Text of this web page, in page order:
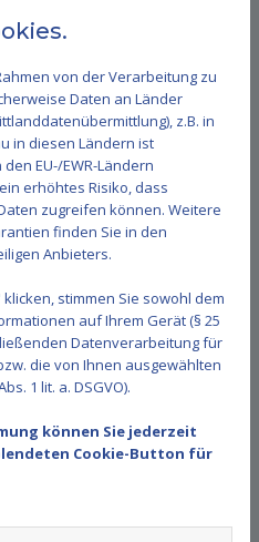
Weiler zu Gast
nutzten die Chance und
Seminar der
V. in Bonn teil. In
wurde hart trainiert
uns auf die nächste
von der Verarbeitung zu
Daten an Länder
z.B. in
in diesen Ländern ist
EU-/EWR-Ländern
erhöhtes Risiko, dass
zugreifen können. Weitere
finden Sie in den
Anbieters.
klicken, stimmen Sie sowohl dem
auf Ihrem Gerät (§ 25
Datenverarbeitung für
die von Ihnen ausgewählten
1 lit. a. DSGVO).
können Sie jederzeit
Cookie-Button für